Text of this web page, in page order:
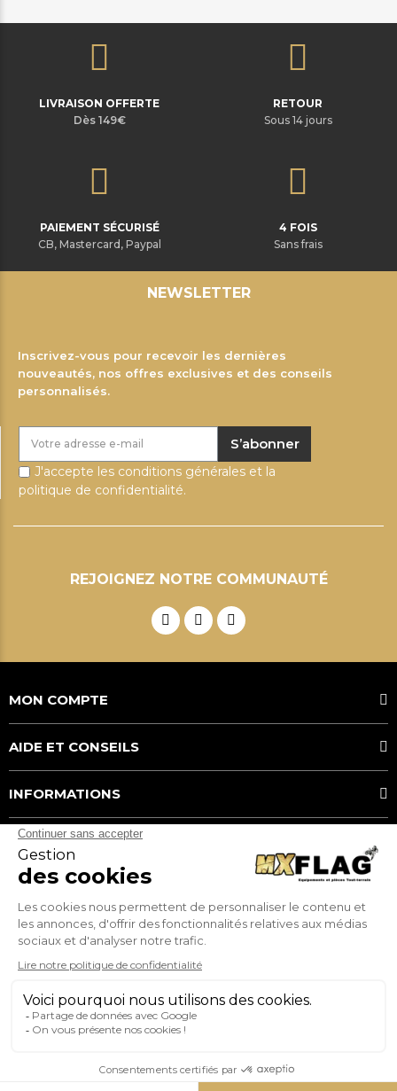
LIVRAISON OFFERTE
Dès 149€
RETOUR
Sous 14 jours
PAIEMENT SÉCURISÉ
CB, Mastercard, Paypal
4 FOIS
Sans frais
NEWSLETTER
Inscrivez-vous pour recevoir les dernières
nouveautés, nos offres exclusives et des conseils
personnalisés.
S’abonner
J'accepte les conditions générales et la
politique de confidentialité.
REJOIGNEZ NOTRE COMMUNAUTÉ
MON COMPTE
AIDE ET CONSEILS
INFORMATIONS
MOYENS DE PAIEMENT
Service client